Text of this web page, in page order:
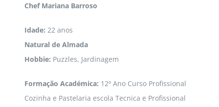
Chef Mariana Barroso
Idade: 22 anos
Natural de Almada
Hobbie: Puzzles, Jardinagem
Formação Académica: 12º Ano Curso Profissional
Cozinha e Pastelaria escola Tecnica e Profissional